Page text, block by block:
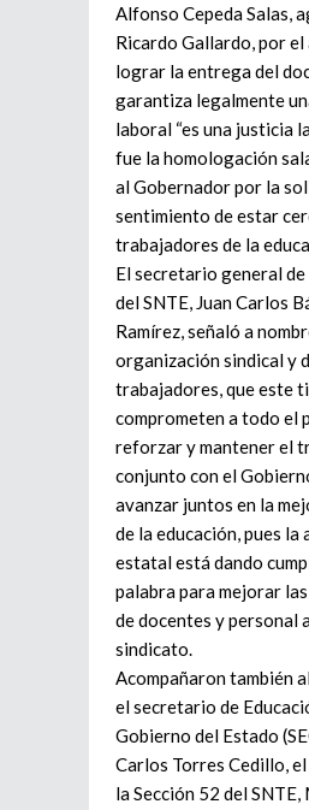
Alfonso Cepeda Salas,
Ricardo Gallardo, por
lograr la entrega del
garantiza legalmente
laboral “es una justicia
fue la homologación
al Gobernador por la
sentimiento de estar
trabajadores de la
El secretario general de
del SNTE, Juan Carlos
Ramírez, señaló a
organización sindical y
trabajadores, que este
comprometen a todo el
reforzar y mantener el
conjunto con el
avanzar juntos en la
de la educación, pues
estatal está dando
palabra para mejorar
de docentes y personal
sindicato.
Acompañaron también
el secretario de
Gobierno del Estado
Carlos Torres Cedillo,
la Sección 52 del